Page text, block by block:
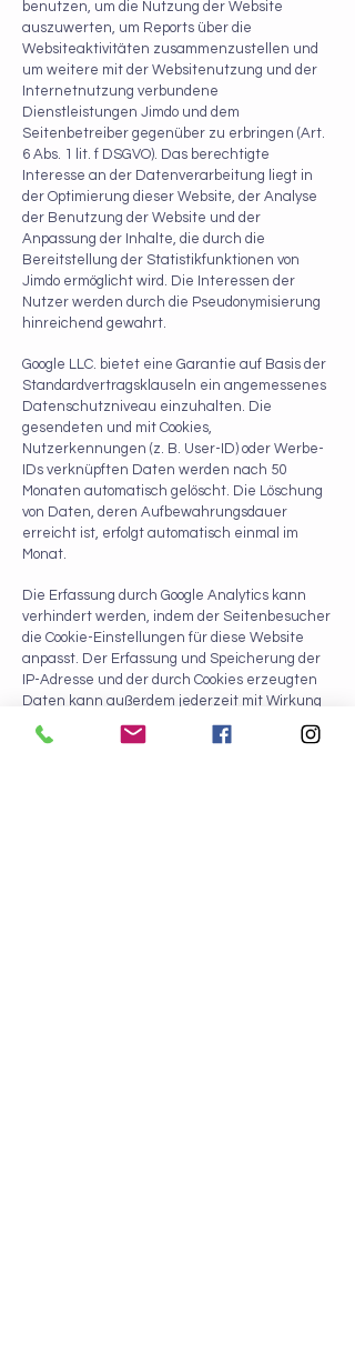
benutzen, um die Nutzung der Website
auszuwerten, um Reports über die
Websiteaktivitäten zusammenzustellen und
um weitere mit der Websitenutzung und der
Internetnutzung verbundene
Dienstleistungen Jimdo und dem
Seitenbetreiber gegenüber zu erbringen (Art.
6 Abs. 1 lit. f DSGVO). Das berechtigte
Interesse an der Datenverarbeitung liegt in
der Optimierung dieser Website, der Analyse
der Benutzung der Website und der
Anpassung der Inhalte, die durch die
Bereitstellung der Statistikfunktionen von
Jimdo ermöglicht wird. Die Interessen der
Nutzer werden durch die Pseudonymisierung
hinreichend gewahrt.
Google LLC. bietet eine Garantie auf Basis der
Standardvertragsklauseln ein angemessenes
Datenschutzniveau einzuhalten. Die
gesendeten und mit Cookies,
Nutzerkennungen (z. B. User-ID) oder Werbe-
IDs verknüpften Daten werden nach 50
Monaten automatisch gelöscht. Die Löschung
von Daten, deren Aufbewahrungsdauer
erreicht ist, erfolgt automatisch einmal im
Monat.
Die Erfassung durch Google Analytics kann
verhindert werden, indem der Seitenbesucher
die Cookie-Einstellungen für diese Website
anpasst. Der Erfassung und Speicherung der
IP-Adresse und der durch Cookies erzeugten
Daten kann außerdem jederzeit mit Wirkung
für die Zukunft widersprochen werden. Das
entsprechende Browser- Plugin kann unter